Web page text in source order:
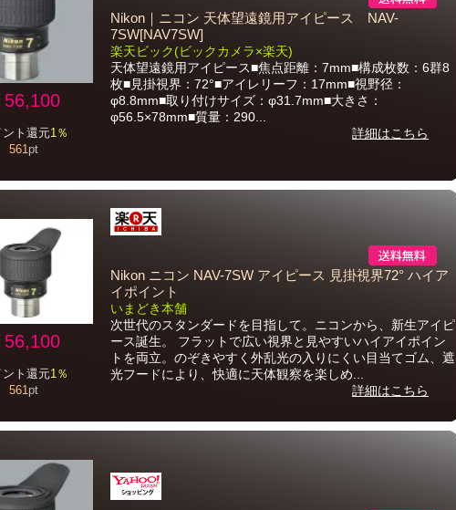
56,100
ト還元1％
561pt
Nikon｜ニコン 天体望遠鏡用アイピース NAV-
7SW[NAV7SW]
楽天ビック(ビックカメラ×楽天)
天体望遠鏡用アイピース■焦点距離：7mm■構成枚数：6群8
枚■見掛視界：72°■アイレリーフ：17mm■視野径：
φ8.8mm■取り付けサイズ：φ31.7mm■大きさ：
φ56.5×78mm■質量：290...
詳細はこちら
56,100
ト還元1％
561 pt
Nikon ニコン NAV-7SW アイピース 見掛視界72° ハイア
イポイント
いまどき本舗
次世代のスタンダードを目指して。ニコンから、新生アイピ
ース誕生。 フラットで広い視界と見やすいハイアイポイン
トを両立。のぞきやすく外乱光の入りにくい目当てゴム、遮
光フードにより、快適に天体観察を楽しめ...
詳細はこちら